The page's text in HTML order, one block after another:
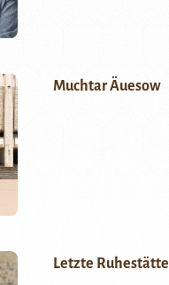
Muchtar Äuesow
Letzte Ruhestätte